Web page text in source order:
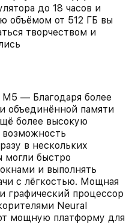
до 18 часов и
объёмом от 512 ГБ вы
творчеством и
— Благодаря более
объединённой памяти
более высокую
возможность
в нескольких
могли быстро
и выполнять
с лёгкостью. Мощная
графический процессор
Neural
мощную платформу для